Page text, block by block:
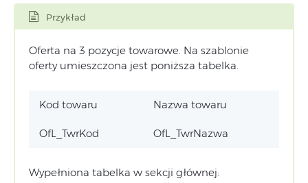
Przykład
Oferta na 3 pozycje towarowe. Na szablonie
oferty umieszczona jest poniższa tabelka.
Kod towaru Nazwa towaru
OfL_TwrKod OfL_TwrNazwa
Wypełniona tabelka w sekcji głównej: